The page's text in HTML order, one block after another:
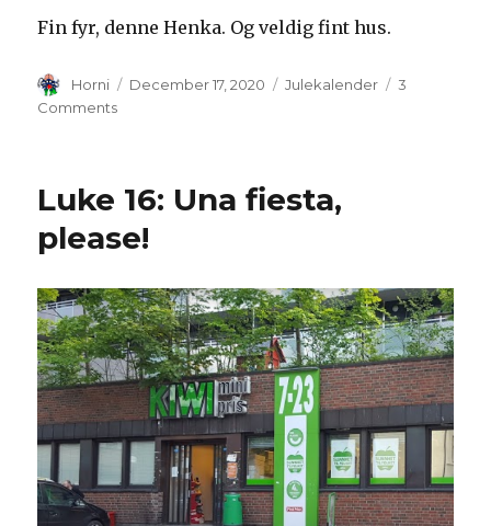
Fin fyr, denne Henka. Og veldig fint hus.
Author
Horni
Posted
December 17, 2020 Categories
Julekalender
3
Commentson
liv
Henkstjerne
Luke 16: Una fiesta,
please!